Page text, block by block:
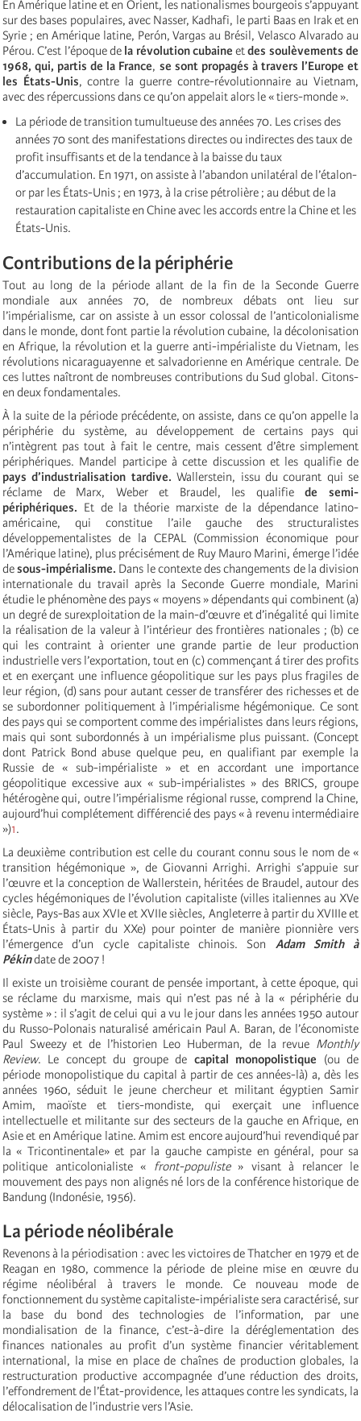
En Amérique latine et en Orient, les nationalismes bourgeois s’appuyant
sur des bases populaires, avec Nasser, Kadhafi, le parti Baas en Irak et en
Syrie ; en Amérique latine, Perón, Vargas au Brésil, Velasco Alvarado au
Pérou. C’est l’époque de la révolution cubaineetdes soulèvements de
1968, qui, partis de la France, se sont propagés à travers l’Europe et
les États-Unis, contre la guerre contre-révolutionnaire au Vietnam,
avec des répercussions dans ce qu’on appelait alors le « tiers-monde ».
La période de transition tumultueuse des années 70. Les crises des
années 70 sont des manifestations directes ou indirectes des taux de
profit insuffisants et de la tendance à la baisse du taux
d’accumulation. En 1971, on assiste à l’abandon unilatéral de l’étalon-
or par les États-Unis ; en 1973, à la crise pétrolière ; au début de la
restauration capitaliste en Chine avec les accords entre la Chine et les
États-Unis.
Contributions de la périphérie
Tout au long de la période allant de la fin de la Seconde Guerre
mondiale aux années 70, de nombreux débats ont lieu sur
l’impérialisme, car on assiste à un essor colossal de l’anticolonialisme
dans le monde, dont font partie la révolution cubaine, la décolonisation
en Afrique, la révolution et la guerre anti-impérialiste du Vietnam, les
révolutions nicaraguayenne et salvadorienne en Amérique centrale. De
ces luttes naîtront de nombreuses contributions du Sud global. Citons-
en deux fondamentales.
À la suite de la période précédente, on assiste, dans ce qu’on appelle la
périphérie du système, au développement de certains pays qui
n’intègrent pas tout à fait le centre, mais cessent d’être simplement
périphériques. Mandel participe à cette discussion et les qualifie de
pays d’industrialisation tardive.Wallerstein, issu du courant qui se
réclame de Marx, Weber et Braudel, les qualifiede semi-
périphériques. Et de la théorie marxiste de la dépendance latino-
américaine, qui constitue l’aile gauche des structuralistes
développementalistes de la CEPAL (Commission économique pour
l’Amérique latine), plus précisément de Ruy Mauro Marini, émerge l’idée
desous-impérialisme. Dans le contexte des changements de la division
internationale du travail après la Seconde Guerre mondiale, Marini
étudie le phénomène des pays « moyens » dépendants qui combinent (a)
un degré de surexploitation de la main-d’œuvre et d’inégalité qui limite
la réalisation de la valeur à l’intérieur des frontières nationales ; (b) ce
qui les contraint à orienter une grande partie de leur production
industrielle vers l’exportation, tout en (c) commençant á tirer des profits
et en exerçant une influence géopolitique sur les pays plus fragiles de
leur région, (d) sans pour autant cesser de transférer des richesses et de
se subordonner politiquement à l’impérialisme hégémonique. Ce sont
des pays qui se comportent comme des impérialistes dans leurs régions,
mais qui sont subordonnés à un impérialisme plus puissant. (Concept
dont Patrick Bond abuse quelque peu, en qualifiant par exemple la
Russie de « sub-impérialiste » et en accordant une importance
géopolitique excessive aux « sub-impérialistes » des BRICS, groupe
hétérogène qui, outre l’impérialisme régional russe, comprend la Chine,
aujourd’hui complétement différencié des pays « à revenu intermédiaire
»)1.
La deuxième contribution est celle du courant connu sous le nom de «
transition hégémonique », de Giovanni Arrighi. Arrighi s’appuie sur
l’œuvre et la conception de Wallerstein, héritées de Braudel, autour des
cycles hégémoniques de l’évolution capitaliste (villes italiennes au XVe
siècle, Pays-Bas aux XVIe et XVIIe siècles, Angleterre à partir du XVIIIe et
États-Unis à partir du XXe) pour pointer de manière pionnière vers
l’émergence d’un cycle capitaliste chinois. Son Adam Smith à
Pékindate de 2007 !
Il existe un troisième courant de pensée important, à cette époque, qui
se réclame du marxisme, mais qui n’est pas né à la « périphérie du
système » : il s’agit de celui qui a vu le jour dans les années 1950 autour
du Russo-Polonais naturalisé américain Paul A. Baran, de l’économiste
Paul Sweezy et de l’historien Leo Huberman, de la revue Monthly
Review. Le concept du groupe de capital monopolistique (ou de
période monopolistique du capital à partir de ces années-là) a, dès les
années 1960, séduit le jeune chercheur et militant égyptien Samir
Amim, maoïste et tiers-mondiste, qui exerçait une influence
intellectuelle et militante sur des secteurs de la gauche en Afrique, en
Asie et en Amérique latine. Amim est encore aujourd’hui revendiqué par
la « Tricontinentale» et par la gauche campiste en général, pour sa
politique anticolonialiste « front-populiste» visant à relancer le
mouvement des pays non alignés né lors de la conférence historique de
Bandung (Indonésie, 1956).
La période néolibérale
Revenons à la périodisation : avec les victoires de Thatcher en 1979 et de
Reagan en 1980, commence la période de pleine mise en œuvre du
régime néolibéral à travers le monde. Ce nouveau mode de
fonctionnement du système capitaliste-impérialiste sera caractérisé, sur
la base du bond des technologies de l’information, par une
mondialisation de la finance, c’est-à-dire la déréglementation des
finances nationales au profit d’un système financier véritablement
international, la mise en place de chaînes de production globales, la
restructuration productive accompagnée d’une réduction des droits,
l’effondrement de l’État-providence, les attaques contre les syndicats, la
délocalisation de l’industrie vers l’Asie.